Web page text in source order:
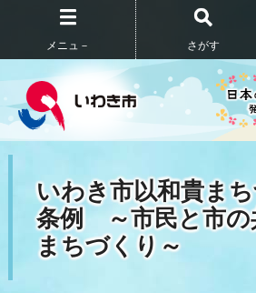
メニュ－ さがす
いわき市以和貴ま
条例 ～市民と市の
まちづくり～